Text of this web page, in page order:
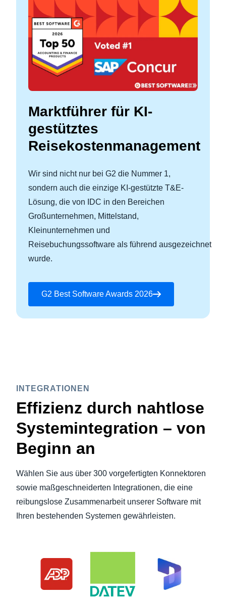
Marktführer für KI-
gestütztes
Reisekostenmanagement
Wir sind nicht nur bei G2 die Nummer 1,
sondern auch die einzige KI-gestützte T&E-
Lösung, die von IDC in den Bereichen
Großunternehmen, Mittelstand,
Kleinunternehmen und
Reisebuchungssoftware als führend ausgezeichnet
wurde.
G2 Best Software Awards 2026
INTEGRATIONEN
Effizienz durch nahtlose
Systemintegration – von
Beginn an
Wählen Sie aus über 300 vorgefertigten Konnektoren
sowie maßgeschneiderten Integrationen, die eine
reibungslose Zusammenarbeit unserer Software mit
Ihren bestehenden Systemen gewährleisten.